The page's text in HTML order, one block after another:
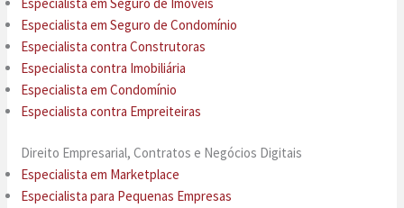
Especialista em Seguro de Condomínio
Especialista contra Construtoras
Especialista contra Imobiliária
Especialista em Condomínio
Especialista contra Empreiteiras
Direito Empresarial, Contratos e Negócios Digitais
Especialista em Marketplace
Especialista para Pequenas Empresas